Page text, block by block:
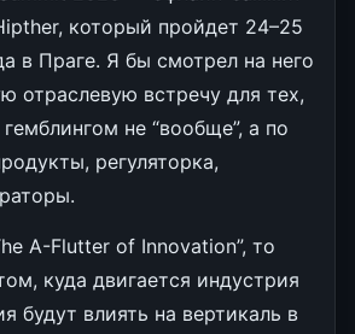
который пройдет 24–25
в Праге. Я бы смотрел на него
отраслевую встречу для тех,
не “вообще”, а по
регуляторка,
A-Flutter of Innovation”, то
куда двигается индустрия
будут влиять на вертикаль в